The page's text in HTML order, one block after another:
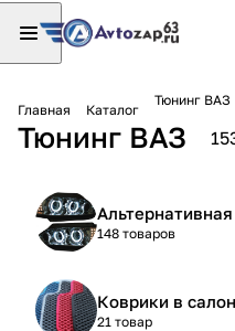
Главная Каталог
Тюнинг ВАЗ
Тюнинг ВАЗ
148 товаров
Коврики в
21 товар